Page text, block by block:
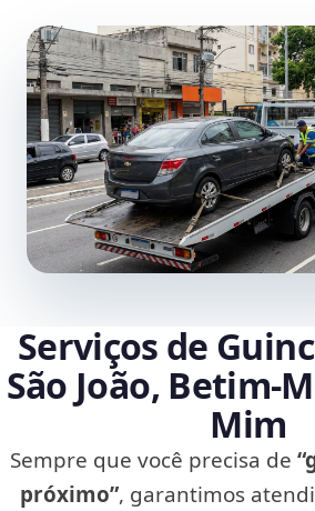
Serviços de
São João,
Mim
Sempre que você precisa de
próximo”, garantimos